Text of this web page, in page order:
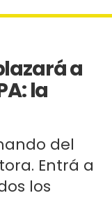
a
la
del
Entrá a
los